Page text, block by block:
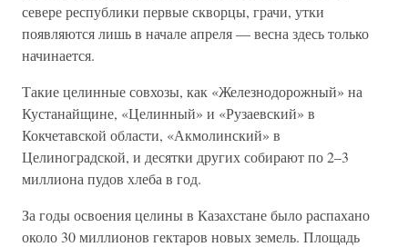
севере республики первые скворцы, грачи, утки
появляются лишь в начале апреля — весна здесь только
начинается.
Такие целинные совхозы, как «Железнодорожный» на
Кустанайщине, «Целинный» и «Рузаевский» в
Кокчетавской области, «Акмолинский» в
Целиноградской, и десятки других собирают по 2–3
миллиона пудов хлеба в год.
За годы освоения целины в Казахстане было распахано
около 30 миллионов гектаров новых земель. Площадь